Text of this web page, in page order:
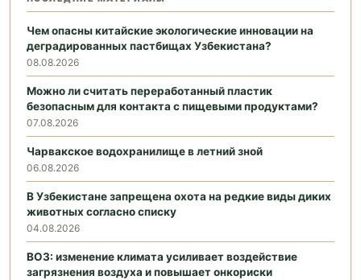
Чем опасны китайские экологические инновации на
деградированных пастбищах Узбекистана?
08.08.2026
Можно ли считать переработанный пластик
безопасным для контакта с пищевыми продуктами?
07.08.2026
Чарвакское водохранилище в летний зной
06.08.2026
В Узбекистане запрещена охота на редкие виды диких
животных согласно списку
04.08.2026
ВОЗ: изменение климата усиливает воздействие
загрязнения воздуха и повышает онкориски